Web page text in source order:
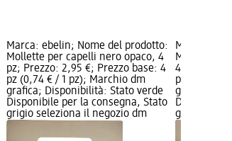
Marca: ebelin; Nome del prodotto:
Mollette per capelli nero opaco, 4
pz; Prezzo: 2,95 €; Prezzo base: 4
pz (0,74 € / 1 pz); Marchio dm
grafica; Disponibilità: Stato verde
Disponibile per la consegna, Stato
grigio seleziona il negozio dm
Marca:
Mollette
4 pz;
pz (0,74 € /
grafica;
Disponibile
grigio